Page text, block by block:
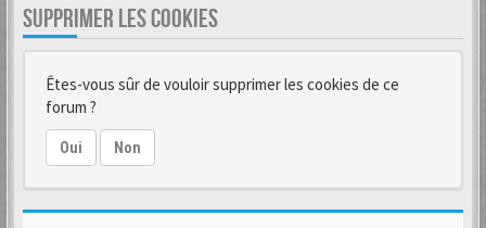
SUPPRIMER LES COOKIES
Êtes-vous sûr de vouloir supprimer les cookies de ce
forum ?
Oui Non